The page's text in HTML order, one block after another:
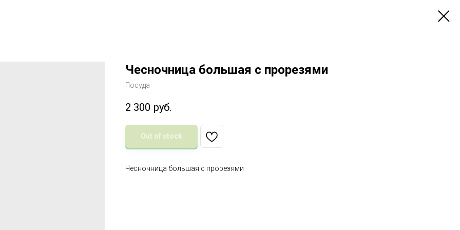
Чесночница большая с прорезями
Посуда
2 300 руб.
Out of stock
Чесночница большая с прорезями